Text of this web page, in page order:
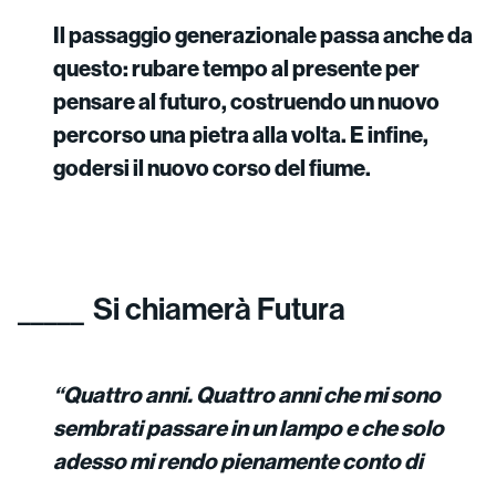
Il passaggio generazionale passa anche da
questo: rubare tempo al presente per
pensare al futuro, costruendo un nuovo
percorso una pietra alla volta. E infine,
godersi il nuovo corso del fiume.
Si chiamerà Futura
“Quattro anni. Quattro anni che mi sono
sembrati passare in un lampo e che solo
adesso mi rendo pienamente conto di